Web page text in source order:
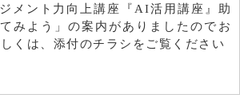
メント力向上講座『AI活用講座』助
みよう」の案内がありましたのでお
くは、添付のチラシをご覧ください